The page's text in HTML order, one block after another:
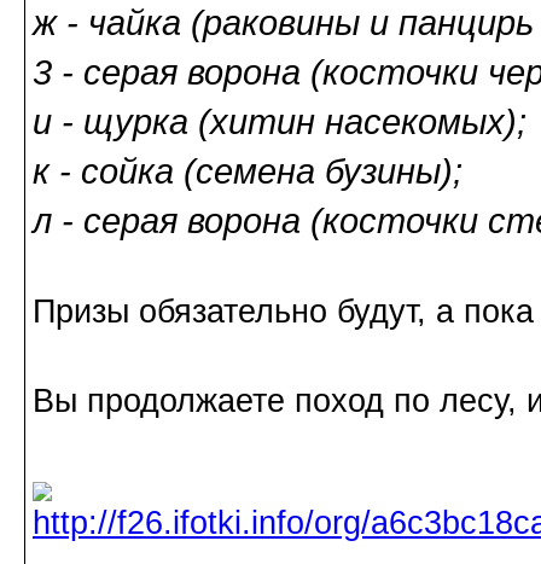
ж - чайка (раковины и
3 - серая ворона (косточки
и - щурка (хитин насекомых);
к - сойка (семена бузины);
л - серая ворона (косточки
Призы обязательно будут, а
Вы продолжаете поход по лесу,